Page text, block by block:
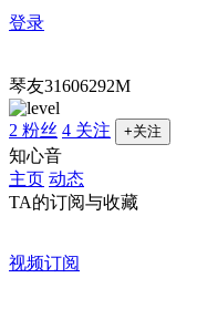
登录
琴友31606292M
2 粉丝 4 关注 +关注
知心音
主页 动态
TA的订阅与收藏
视频订阅